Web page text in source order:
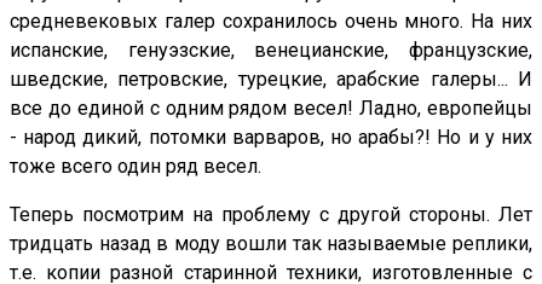
средневековых галер сохранилось очень много. На них
испанские, генуэзские, венецианские, французские,
шведские, петровские, турецкие, арабские галеры... И
все до единой с одним рядом весел! Ладно, европейцы
- народ дикий, потомки варваров, но арабы?! Но и у них
тоже всего один ряд весел.
Теперь посмотрим на проблему с другой стороны. Лет
тридцать назад в моду вошли так называемые реплики,
т.е. копии разной старинной техники, изготовленные с